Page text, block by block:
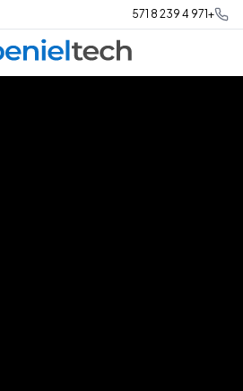
+971 4 239 8 571